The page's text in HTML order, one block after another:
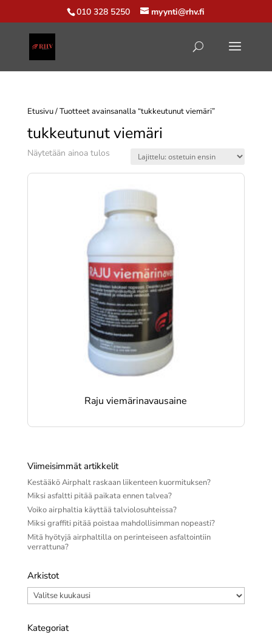
010 328 5250 myynti@rhv.fi
Etusivu/ Tuotteet avainsanalla “tukkeutunut viemäri”
tukkeutunut viemäri
Näytetään ainoa tulos
Raju viemärinavausaine
Viimeisimmät artikkelit
Kestääkö Airphalt raskaan liikenteen kuormituksen?
Miksi asfaltti pitää paikata ennen talvea?
Voiko airphaltia käyttää talviolosuhteissa?
Miksi graffiti pitää poistaa mahdollisimman nopeasti?
Mitä hyötyjä airphaltilla on perinteiseen asfaltointiin
verrattuna?
Arkistot
Arkistot
Kategoriat